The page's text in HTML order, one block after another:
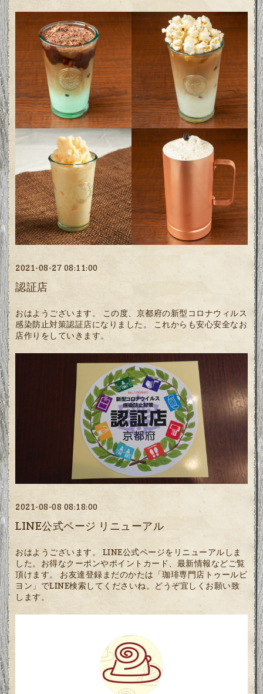
2021-08-27 08:11:00
認証店
おはようございます。 この度、京都府の新型コロナウィルス
感染防止対策認証店になりました。 これからも安心安全なお
店作りをしていきます。
2021-08-08 08:18:00
LINE公式ページ リニューアル
おはようございます。 LINE公式ページをリニューアルしま
した。お得なクーポンやポイントカード、最新情報などご覧
頂けます。 お友達登録まだのかたは「珈琲専門店トゥールビ
ヨン」でLINE検索してくださいね。どうぞ宜しくお願い致
します。